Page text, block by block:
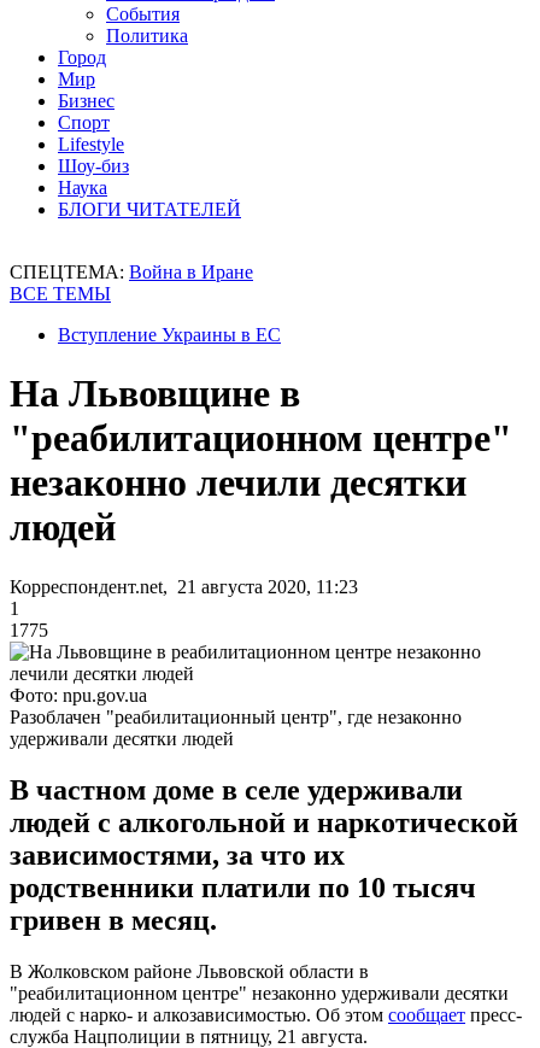
События
Политика
Город
Мир
Бизнес
Спорт
Lifestyle
Шоу-биз
Наука
БЛОГИ ЧИТАТЕЛЕЙ
СПЕЦТЕМА: Война в Иране
ВСЕ ТЕМЫ
Вступление Украины в ЕС
На Львовщине в
"реабилитационном центре"
незаконно лечили десятки
людей
Корреспондент.net, 21 августа 2020, 11:23
1
1775
Фото: npu.gov.ua
Разоблачен "реабилитационный центр", где незаконно
удерживали десятки людей
В частном доме в селе удерживали
людей с алкогольной и наркотической
зависимостями, за что их
родственники платили по 10 тысяч
гривен в месяц.
В Жолковском районе Львовской области в
"реабилитационном центре" незаконно удерживали десятки
людей с нарко- и алкозависимостью. Об этом сообщает пресс-
служба Нацполиции в пятницу, 21 августа.